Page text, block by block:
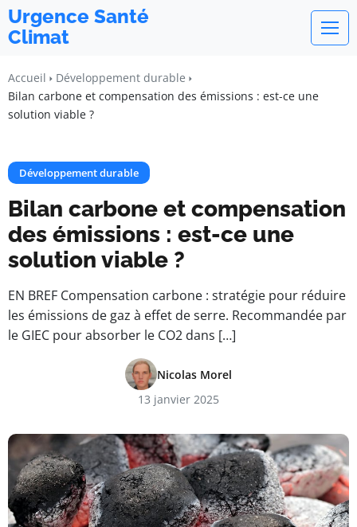
Urgence Santé
Climat
Accueil
Développement durable
Bilan carbone et compensation des émissions : est-ce une
solution viable ?
Développement durable
Bilan carbone et compensation
des émissions : est-ce une
solution viable ?
EN BREF Compensation carbone : stratégie pour réduire
les émissions de gaz à effet de serre. Recommandée par
le GIEC pour absorber le CO2 dans […]
Nicolas Morel
13 janvier 2025